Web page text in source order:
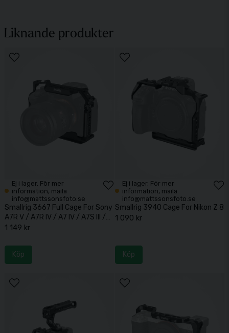
Liknande produkter
Ej i lager. För mer
information, maila
info@mattssonsfoto.se
Smallrig 3667 Full Cage For Sony
A7R V / A7R IV / A7 IV / A7S III /
A1
1 149 kr
Köp
Ej i lager. För mer
information, maila
info@mattssonsfoto.se
Smallrig 3940 Cage For Nikon Z 8
1 090 kr
Köp